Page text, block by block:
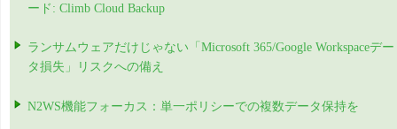
ード: Climb Cloud Backup
ランサムウェアだけじゃない「Microsoft 365/Google Workspaceデー
タ損失」リスクへの備え
N2WS機能フォーカス：単一ポリシーでの複数データ保持を